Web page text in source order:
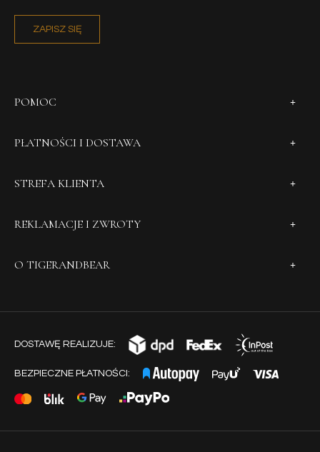
ZAPISZ SIĘ
POMOC
PŁATNOŚCI I DOSTAWA
STREFA KLIENTA
REKLAMACJE I ZWROTY
O TIGERANDBEAR
DOSTAWĘ REALIZUJE:
BEZPIECZNE PŁATNOŚCI: